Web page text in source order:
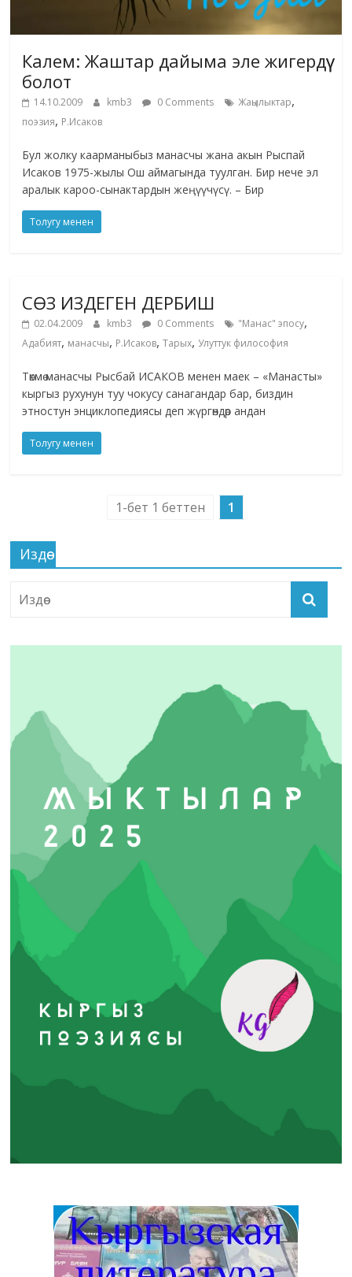
Калем: Жаштар дайыма эле жигердүү
болот
14.10.2009 kmb3 0 Comments Жаңылыктар,
поэзия, Р.Исаков
Бул жолку каарманыбыз манасчы жана акын Рыспай
Исаков 1975-жылы Ош аймагында туулган. Бир нече эл
аралык кароо-сынактардын жеңүүчүсү. – Бир
Толугу менен
СӨЗ ИЗДЕГЕН ДЕРБИШ
02.04.2009 kmb3 0 Comments "Манас" эпосу,
Адабият, манасчы, Р.Исаков,Тарых, Улуттук философия
Төкмө манасчы Рысбай ИСАКОВ менен маек – «Манасты»
кыргыз рухунун туу чокусу санагандар бар, биздин
этностун энциклопедиясы деп жүргөндөр андан
Толугу менен
1-бет 1 беттен 1
Издөө